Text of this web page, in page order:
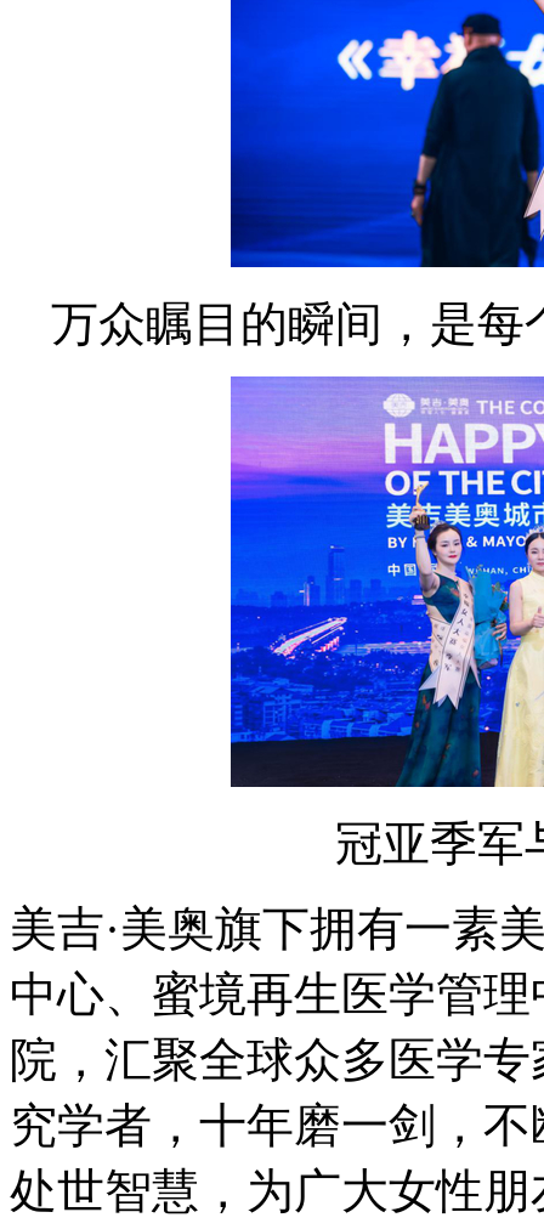
万众瞩目的瞬间，是
冠亚季军
美吉·美奥旗下拥有一素
中心、蜜境再生医学管
院，汇聚全球众多医学
究学者，十年磨一剑，
处世智慧，为广大女性